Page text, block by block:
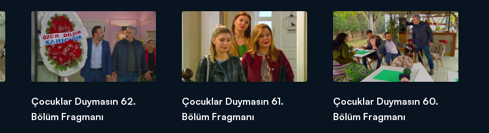
Çocuklar Duymasın 62.
Bölüm Fragmanı
Çocuklar Duymasın 61.
Bölüm Fragmanı
Çocuklar Duymasın 60.
Bölüm Fragmanı